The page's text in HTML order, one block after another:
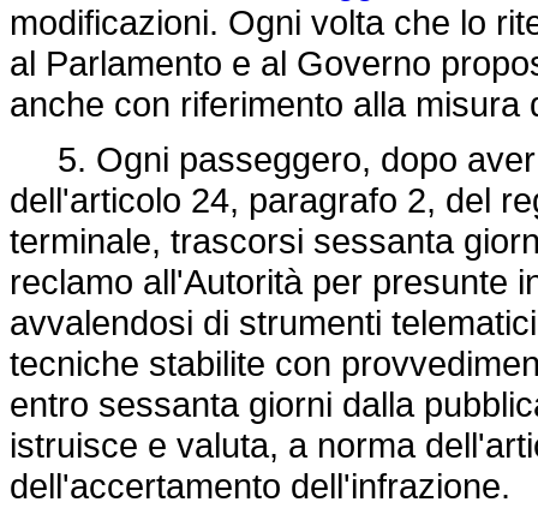
modificazioni. Ogni volta che lo
al Parlamento e al Governo
anche con riferimento alla misura
5. Ogni passeggero, dopo
dell'articolo 24, paragrafo 2, del
terminale, trascorsi sessanta
reclamo all'Autorità per presunte
avvalendosi di strumenti
tecniche stabilite con
entro sessanta giorni dalla
istruisce e valuta, a norma
dell'accertamento dell'infrazione.